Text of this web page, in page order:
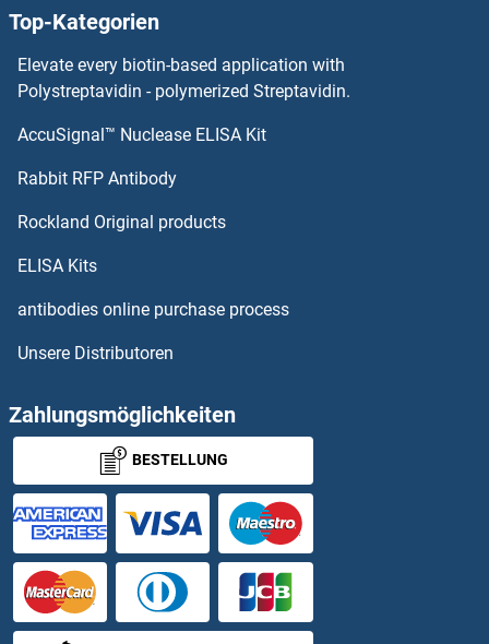
ABCC2 ELISA Kits
ABCC12 ELISA Kits
ABCC11 ELISA Kits
ABHD15 ELISA Kits
ABHD17C ELISA Kits
ABHD2 ELISA Kits
ABHD3 ELISA Kits
ABHD4 ELISA Kits
ABHD5 ELISA Kits
ABHD6 ELISA Kits
ABHD8 ELISA Kits
Top-Kategorien
Elevate every biotin-based application with
Polystreptavidin - polymerized Streptavidin.
AccuSignal™ Nuclease ELISA Kit
Rabbit RFP Antibody
Rockland Original products
ELISA Kits
antibodies online purchase process
Unsere Distributoren
Zahlungsmöglichkeiten
BESTELLUNG